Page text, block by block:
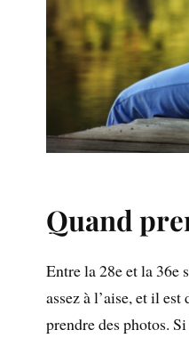
Quand
Entre la 28e et la 36e
assez à l’aise, et il
prendre des photos.